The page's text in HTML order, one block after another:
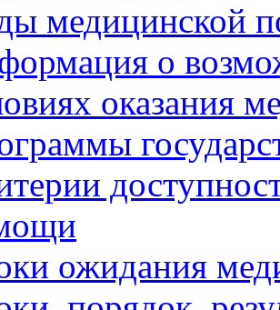
медицинской
о
оказания
ожидания